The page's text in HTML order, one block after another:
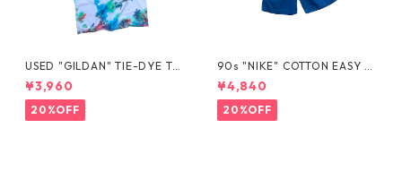
USED "GILDAN" TIE-DYE TE
E
¥3,960
20%OFF
90s "NIKE" COTTON EASY S
HORTS
¥4,840
20%OFF